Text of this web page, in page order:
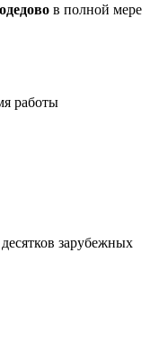
в полной мере
работы
зарубежных